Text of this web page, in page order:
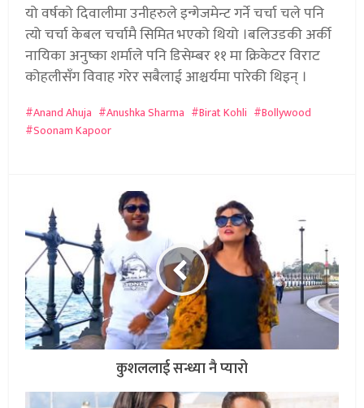
यो वर्षको दिवालीमा उनीहरुले इन्गेजमेन्ट गर्ने चर्चा चले पनि
त्यो चर्चा केबल चर्चामै सिमित भएको थियो ।बलिउडकी अर्की
नायिका अनुष्का शर्माले पनि डिसेम्बर ११ मा क्रिकेटर विराट
कोहलीसँग विवाह गरेर सबैलाई आश्चर्यमा पारेकी थिइन् ।
Anand Ahuja Anushka Sharma Birat Kohli
Bollywood
Soonam Kapoor
कुशललाई सन्ध्या नै प्यारो